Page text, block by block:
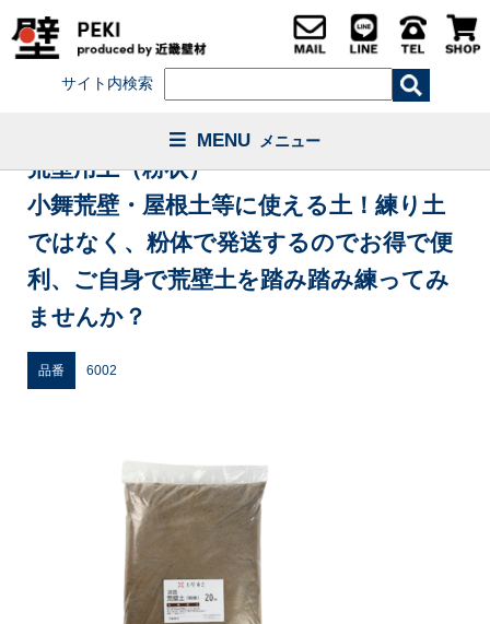
サイト内検索
MENU メニュー
荒壁用土（粉状）
小舞荒壁・屋根土等に使える土！練り土
ではなく、粉体で発送するのでお得で便
利、ご自身で荒壁土を踏み踏み練ってみ
ませんか？
品番 6002